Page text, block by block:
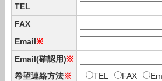
TEL
FAX
Email※
Email(確認用)※
希望連絡方法※ TEL FAX